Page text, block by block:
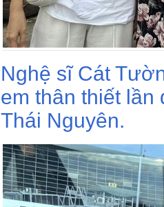
Nghệ sĩ Cát
em thân thiết lần
Thái Nguyên.